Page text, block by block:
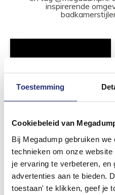
Toestemming
Cookiebeleid van
Bij Megadump gebruiken
technieken om onze
je ervaring te verbeteren, en
advertenties aan te bieden.
toestaan' te klikken, geef je
inspirerende